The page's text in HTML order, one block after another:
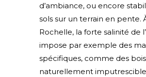
d’ambiance, ou encore
sols sur un terrain en pente.
Rochelle, la forte salinité de
impose par exemple des
spécifiques, comme des bois
naturellement